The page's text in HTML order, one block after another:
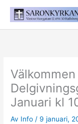
Januari kl
Av Info/ 9 januari,